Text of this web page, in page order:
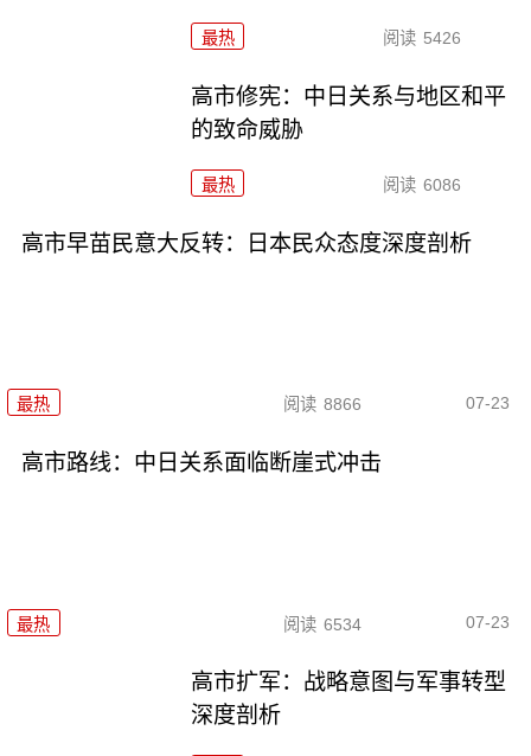
最热 阅读 5426
高市修宪：中日关系与地区和平
的致命威胁
最热 阅读 6086
高市早苗民意大反转：日本民众态度深度剖析
最热 阅读 8866 07-23
高市路线：中日关系面临断崖式冲击
最热 阅读 6534 07-23
高市扩军：战略意图与军事转型
深度剖析